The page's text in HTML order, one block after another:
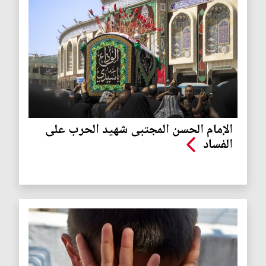
الإمام الحسن المجتبى شهيد الحرب على
الفساد